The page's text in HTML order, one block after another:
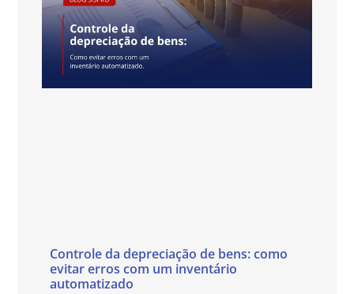
Controle da depreciação de bens: como
evitar erros com um inventário
automatizado